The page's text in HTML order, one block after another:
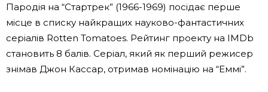
Пародія на “Стартрек” (1966-1969) посідає перше
місце в списку найкращих науково-фантастичних
серіалів Rotten Tomatoes. Рейтинг проекту на IMDb
становить 8 балів. Серіал, який як перший режисер
знімав Джон Кассар, отримав номінацію на “Еммі”.